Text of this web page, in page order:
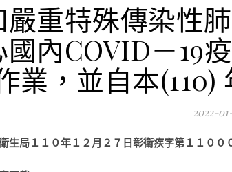
嚴重特殊傳染性
國內COVID－19
業，並自本(110)
2022-
生局１１０年１２月２７日彰衛疾字第１１００